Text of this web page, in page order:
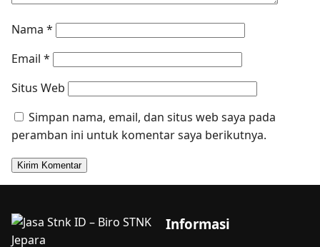
Nama *
Email *
Situs Web
Simpan nama, email, dan situs web saya pada
peramban ini untuk komentar saya berikutnya.
Informasi